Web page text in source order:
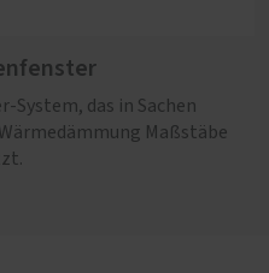
System, das in Sachen
Maßstäbe